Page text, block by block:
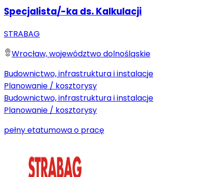
Specjalista/-ka ds. Kalkulacji
STRABAG
Wrocław, województwo dolnośląskie
Budownictwo, infrastruktura i instalacje
Planowanie / kosztorysy
Budownictwo, infrastruktura i instalacje
Planowanie / kosztorysy
pełny etatumowa o pracę